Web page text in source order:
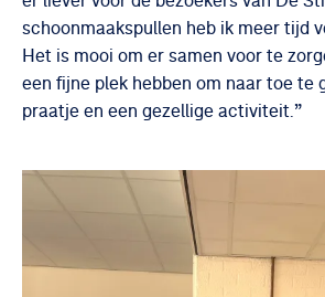
schoonmaakspullen heb ik meer tijd
Het is mooi om er samen voor te
een fijne plek hebben om naar toe te
praatje en een gezellige activiteit.”